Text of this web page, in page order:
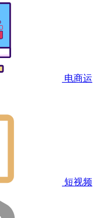
电商运
短视频